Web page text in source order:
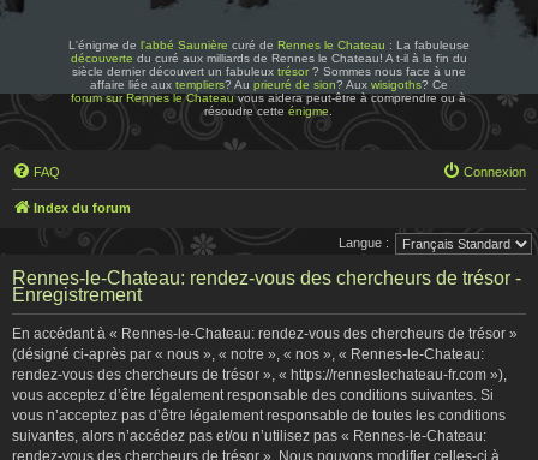
L'énigme de l'abbé Saunière curé de Rennes le Chateau : La fabuleuse
découverte du curé aux milliards de Rennes le Chateau! A t-il à la fin du
siècle dernier découvert un fabuleux trésor? Sommes nous face à une
affaire liée aux templiers? Au prieuré de sion? Aux wisigoths? Ce
forum sur Rennes le Chateauvous aidera peut-être à comprendre ou à
résoudre cetteénigme
FAQ Connexion
Index du forum
Langue :
Rennes-le-Chateau: rendez-vous des chercheurs de trésor -
Enregistrement
En accédant à « Rennes-le-Chateau: rendez-vous des chercheurs de trésor »
(désigné ci-après par « nous », « notre », « nos », « Rennes-le-Chateau:
rendez-vous des chercheurs de trésor », « https://renneslechateau-fr.com »),
vous acceptez d’être légalement responsable des conditions suivantes. Si
vous n’acceptez pas d’être légalement responsable de toutes les conditions
suivantes, alors n’accédez pas et/ou n’utilisez pas « Rennes-le-Chateau:
rendez-vous des chercheurs de trésor ». Nous pouvons modifier celles-ci à